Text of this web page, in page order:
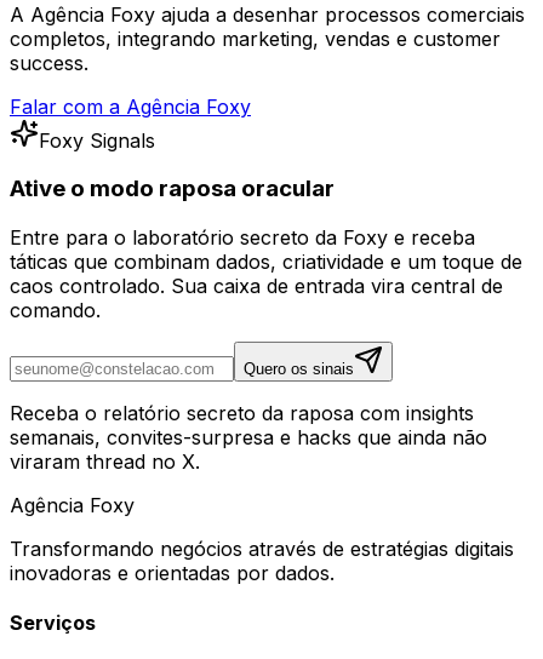
A Agência Foxy ajuda a desenhar processos comerciais
completos, integrando marketing, vendas e customer
success.
Falar com a Agência Foxy
Foxy Signals
Ative o modo raposa oracular
Entre para o laboratório secreto da Foxy e receba
táticas que combinam dados, criatividade e um toque de
caos controlado. Sua caixa de entrada vira central de
comando.
Quero os sinais
Receba o relatório secreto da raposa com insights
semanais, convites-surpresa e hacks que ainda não
viraram thread no X.
Agência Foxy
Transformando negócios através de estratégias digitais
inovadoras e orientadas por dados.
Serviços